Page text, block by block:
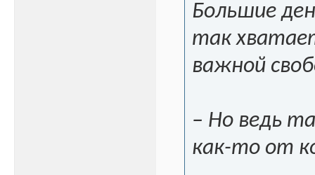
Большие
так
важной
– Но ведь
как-то от